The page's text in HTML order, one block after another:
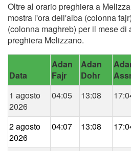
Oltre al orario preghiera a
mostra l'ora dell'alba (colonna
(colonna maghreb) per il mese di
preghiera Melizzano.
Data
Adan
Fajr
Adan
Dohr
1 agosto
2026
04:05 13:08
2 agosto
2026
04:07 13:08